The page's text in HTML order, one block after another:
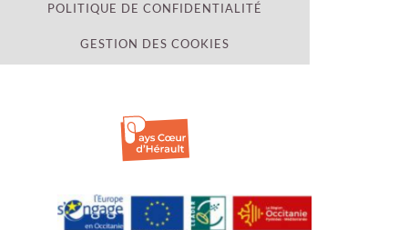
POLITIQUE DE CONFIDENTIALITÉ
GESTION DES COOKIES